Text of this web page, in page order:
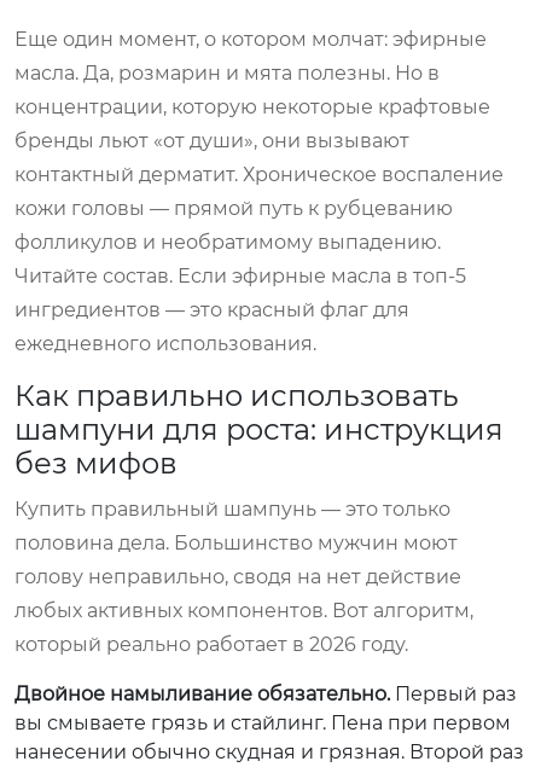
Еще один момент, о котором молчат: эфирные
масла. Да, розмарин и мята полезны. Но в
концентрации, которую некоторые крафтовые
бренды льют «от души», они вызывают
контактный дерматит. Хроническое воспаление
кожи головы — прямой путь к рубцеванию
фолликулов и необратимому выпадению.
Читайте состав. Если эфирные масла в топ-5
ингредиентов — это красный флаг для
ежедневного использования.
Как правильно использовать
шампуни для роста: инструкция
без мифов
Купить правильный шампунь — это только
половина дела. Большинство мужчин моют
голову неправильно, сводя на нет действие
любых активных компонентов. Вот алгоритм,
который реально работает в 2026 году.
Двойное намыливание обязательно.Первый раз
вы смываете грязь и стайлинг. Пена при первом
нанесении обычно скудная и грязная. Второй раз